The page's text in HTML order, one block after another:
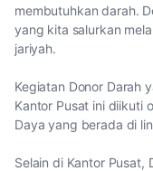
membutuhkan darah.
yang kita salurkan
jariyah.
Kegiatan Donor Darah
Kantor Pusat ini diikuti
Daya yang berada di
Selain di Kantor Pusat,